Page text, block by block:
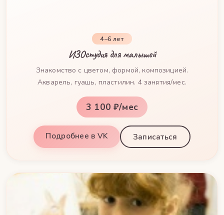
4–6 лет
ИЗОстудия для малышей
Знакомство с цветом, формой, композицией.
Акварель, гуашь, пластилин. 4 занятия/мес.
3 100 ₽/мес
Подробнее в VK Записаться